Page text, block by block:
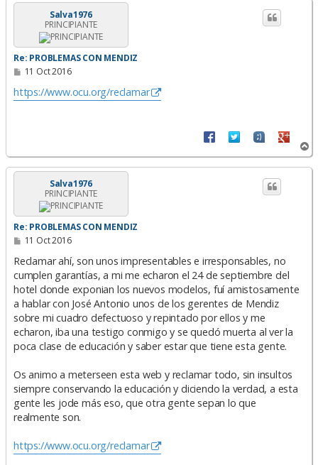
Salva1976
PRINCIPIANTE
Re: PROBLEMAS CON MENDIZ
M
n
s
11 Oct 2016
https://www.ocu.org/reclamar
r
r
Salva1976
PRINCIPIANTE
Re: PROBLEMAS CON MENDIZ
M
n
a
j
e
11 Oct 2016
Reclamar ahí, son unos impresentables e irresponsables, no
cumplen garantías, a mi me echaron el 24 de septiembre del
hotel donde exponian los nuevos modelos, fuí amistosamente
a hablar con José Antonio unos de los gerentes de Mendiz
sobre mi cuadro defectuoso y repintado por ellos y me
echaron, iba una testigo conmigo y se quedó muerta al ver la
poca clase de educación y saber estar que tiene esta gente.
Os animo a meterseen esta web y reclamar todo, sin insultos
siempre conservando la educación y diciendo la verdad, a esta
gente les jode más eso, que otra gente sepan lo que
realmente son.
https://www.ocu.org/reclamar